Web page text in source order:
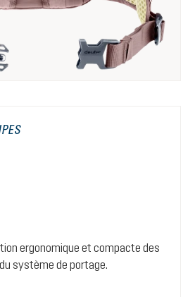
ergonomique et compacte des
système de portage.